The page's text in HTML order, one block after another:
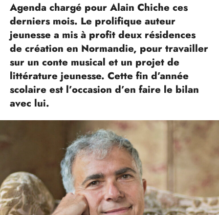
Agenda chargé pour Alain Chiche ces
derniers mois. Le prolifique auteur
jeunesse a mis à profit deux résidences
de création en Normandie, pour travailler
sur un conte musical et un projet de
littérature jeunesse. Cette fin d’année
scolaire est l’occasion d’en faire le bilan
avec lui.